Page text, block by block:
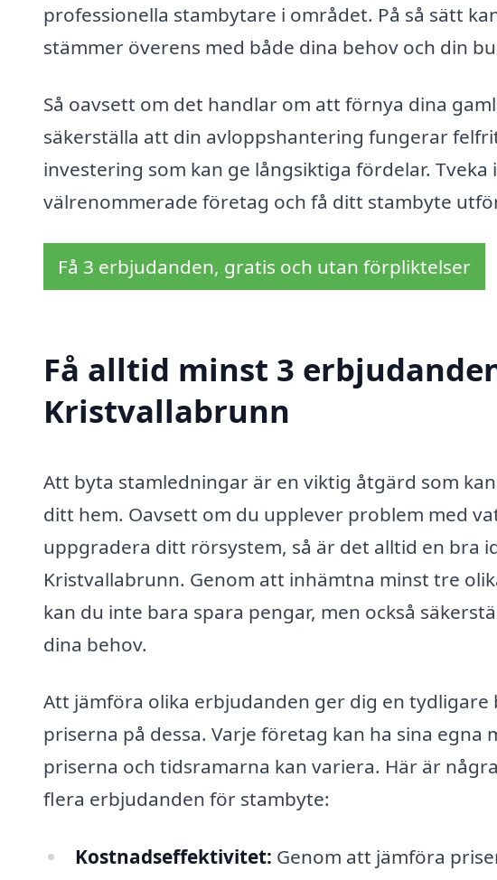
professionella stambytare i området. På så sätt
stämmer överens med både dina behov och din
Så oavsett om det handlar om att förnya dina
säkerställa att din avloppshantering fungerar
investering som kan ge långsiktiga fördelar.
välrenommerade företag och få ditt stambyte
Få 3 erbjudanden, gratis och utan förpliktelser
Få alltid minst 3
Kristvallabrunn
Att byta stamledningar är en viktig åtgärd som
ditt hem. Oavsett om du upplever problem med
uppgradera ditt rörsystem, så är det alltid en bra
Kristvallabrunn. Genom att inhämtna minst tre
kan du inte bara spara pengar, men också
dina behov.
Att jämföra olika erbjudanden ger dig en
priserna på dessa. Varje företag kan ha sina
priserna och tidsramarna kan variera. Här är
flera erbjudanden för stambyte:
Kostnadseffektivitet: Genom att jämföra